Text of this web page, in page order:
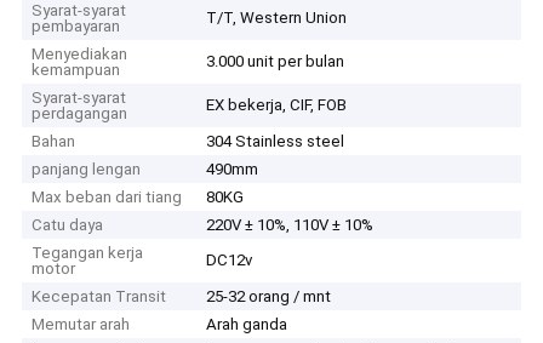
Syarat-syarat
pembayaran
T/T, Western Union
Menyediakan
kemampuan
3.000 unit per bulan
Syarat-syarat
perdagangan
EX bekerja, CIF, FOB
Bahan
304 Stainless steel
panjang lengan
490mm
Max beban dari tiang
80KG
Catu daya
220V ± 10%, 110V ± 10%
Tegangan kerja
motor
DC12v
Kecepatan Transit
25-32 orang / mnt
Memutar arah
Arah ganda